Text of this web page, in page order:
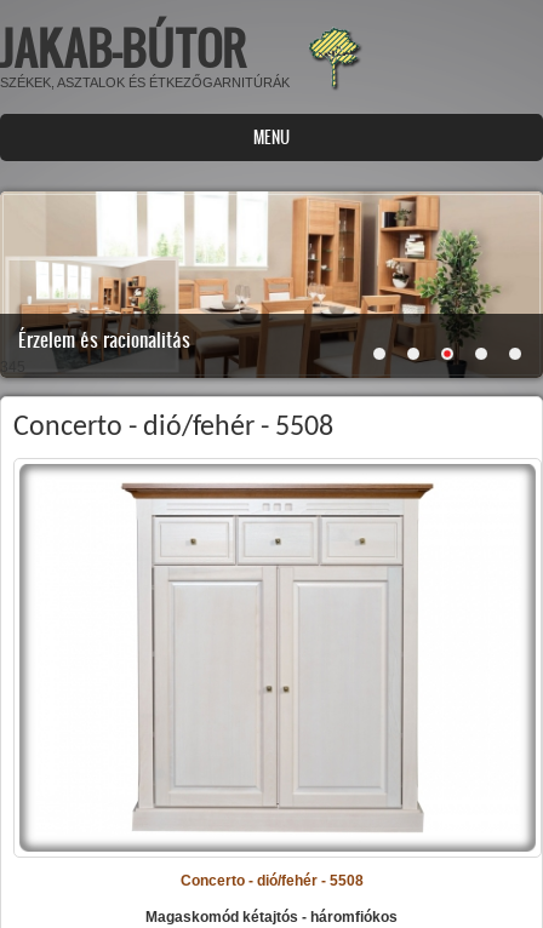
Ugrás a tartalomra
JAKAB-BÚTOR
SZÉKEK, ASZTALOK ÉS ÉTKEZŐGARNITÚRÁK
MENU
Érzelem és racionalitás
Concerto - dió/fehér - 5508
Concerto - dió/fehér - 5508
Magaskomód kétajtós - háromfiókos